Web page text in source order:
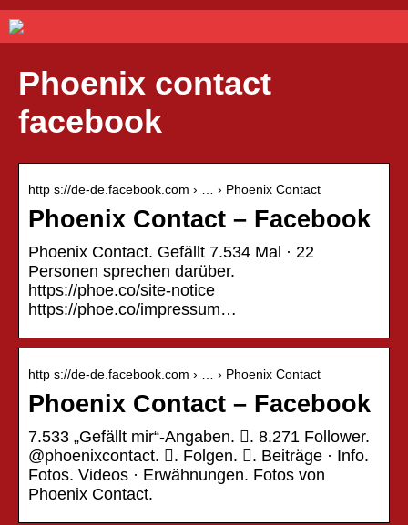
Phoenix contact
facebook
http s://de-de.facebook.com › … › Phoenix Contact
Phoenix Contact – Facebook
Phoenix Contact. Gefällt 7.534 Mal · 22
Personen sprechen darüber.
https://phoe.co/site-notice
https://phoe.co/impressum…
http s://de-de.facebook.com › … › Phoenix Contact
Phoenix Contact – Facebook
7.533 „Gefällt mir“-Angaben. 󱞋. 8.271 Follower.
@phoenixcontact. 󱙶. Folgen. 󰟝. Beiträge · Info.
Fotos. Videos · Erwähnungen. Fotos von
Phoenix Contact.